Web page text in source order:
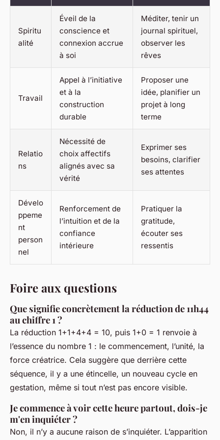
Spiritu
alité
Éveil de la
conscience et
connexion accrue
à soi
Méditer, tenir un
journal spirituel,
observer les
rêves
Travail
Appel à l’initiative
et à la
construction
durable
Proposer une
idée, planifier un
projet à long
terme
Relatio
ns
Nécessité de
choix affectifs
alignés avec sa
vérité
Exprimer ses
besoins, clarifier
ses attentes
Dévelo
ppeme
nt
person
nel
Renforcement de
l’intuition et de la
confiance
intérieure
Pratiquer la
gratitude,
écouter ses
ressentis
Foire aux questions
Que signifie concrètement la réduction de 11h44
au chiffre 1 ?
La réduction 1+1+4+4 = 10, puis 1+0 = 1 renvoie à
l’essence du nombre 1 : le commencement, l’unité, la
force créatrice. Cela suggère que derrière cette
séquence, il y a une étincelle, un nouveau cycle en
gestation, même si tout n’est pas encore visible.
Je commence à voir cette heure partout, dois-je
m'en inquiéter ?
Non, il n’y a aucune raison de s’inquiéter. L’apparition